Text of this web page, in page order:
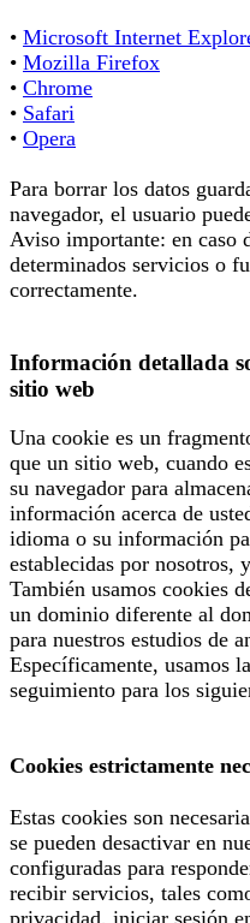
• Microsoft Internet
• Mozilla Firefox
• Chrome
• Safari
• Opera
Para borrar los datos
navegador, el usuario
Aviso importante: en caso
determinados servicios o
correctamente.
Información detallada
sitio web
Una cookie es un
que un sitio web, cuando
su navegador para
información acerca de
idioma o su información
establecidas por nosotros,
También usamos cookies
un dominio diferente al
para nuestros estudios de
Específicamente, usamos
seguimiento para los
Cookies estrictamente
Estas cookies son
se pueden desactivar en
configuradas para
recibir servicios, tales
privacidad, iniciar sesión